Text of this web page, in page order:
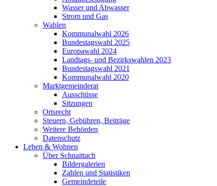
Wasser und Abwasser
Strom und Gas
Wahlen
Kommunalwahl 2026
Bundestagswahl 2025
Europawahl 2024
Landtags- und Bezirkswahlen 2023
Bundestagswahl 2021
Kommunalwahl 2020
Marktgemeinderat
Ausschüsse
Sitzungen
Ortsrecht
Steuern, Gebühren, Beiträge
Weitere Behörden
Datenschutz
Leben & Wohnen
Über Schnaittach
Bildergalerien
Zahlen und Statistiken
Gemeindeteile